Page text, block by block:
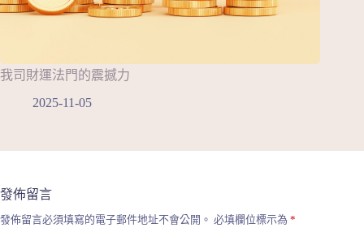
我司財運法門的震撼力
2025-11-05
發佈留言
發佈留言必須填寫的電子郵件地址不會公開。 必填欄位標示為 *